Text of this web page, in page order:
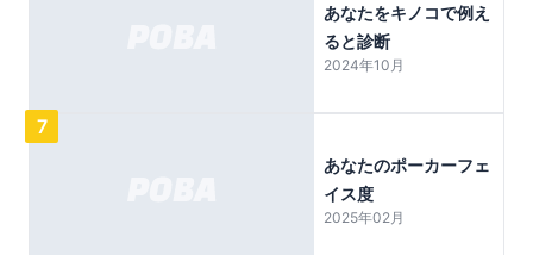
あなたをキノコで例え
ると診断
2024年10月
7
あなたのポーカーフェ
イス度
2025年02月